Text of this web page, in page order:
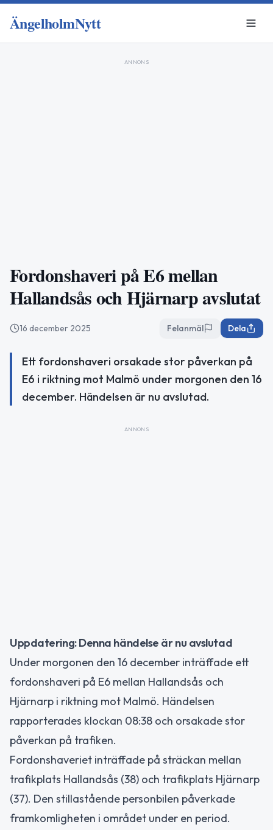
ÄngelholmNytt
ANNONS
Fordonshaveri på E6 mellan
Hallandsås och Hjärnarp avslutat
16 december 2025 Felanmäl Dela
Ett fordonshaveri orsakade stor påverkan på
E6 i riktning mot Malmö under morgonen den 16
december. Händelsen är nu avslutad.
ANNONS
Uppdatering: Denna händelse är nu avslutad
Under morgonen den 16 december inträffade ett
fordonshaveri på E6 mellan Hallandsås och
Hjärnarp i riktning mot Malmö. Händelsen
rapporterades klockan 08:38 och orsakade stor
påverkan på trafiken.
Fordonshaveriet inträffade på sträckan mellan
trafikplats Hallandsås (38) och trafikplats Hjärnarp
(37). Den stillastående personbilen påverkade
framkomligheten i området under en period.